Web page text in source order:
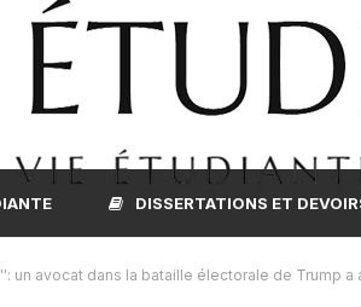
DISSERTATIONS ET
un avocat dans la bataille électorale de Trump a